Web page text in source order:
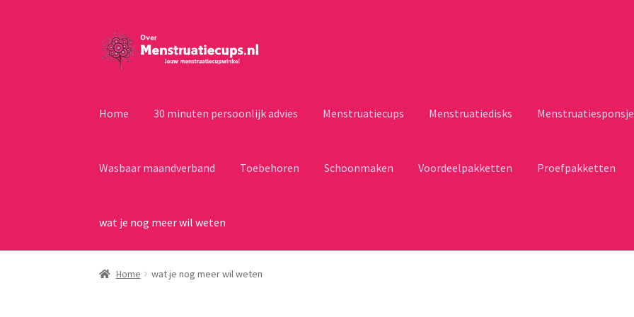
Ga
door
naar
Ga
naar
Home 30 minuten persoonlijk advies Menstruatiecups Menstruatiedisks
Wasbaar maandverband Toebehoren Schoonmaken Voordeelpakketten Proefpakketten
wat je nog meer wil weten
Home wat je nog meer wil weten